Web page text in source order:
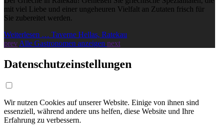
mit viel Liebe und einer ungeheuren Vielfalt an Zutaten frisch für
Sie zubereitet werden.
Weiterlesen … Taverne Hellas, Ratekau
prev Alle Gastronomen anzeigen next
Datenschutzeinstellungen
Wir nutzen Cookies auf unserer Website. Einige von ihnen sind
essenziell, während andere uns helfen, diese Website und Ihre
Erfahrung zu verbessern.